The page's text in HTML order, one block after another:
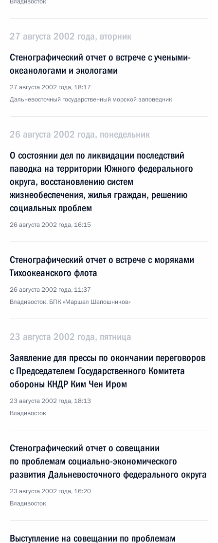
27 августа 2002 года, вторник
Стенографический отчет о встрече с учеными-
океанологами и экологами
27 августа 2002 года, 18:17
Дальневосточный государственный морской заповедник
26 августа 2002 года, понедельник
О состоянии дел по ликвидации последствий
паводка на территории Южного федерального
округа, восстановлению систем
жизнеобеспечения, жилья граждан, решению
социальных проблем
26 августа 2002 года, 16:15
Стенографический отчет о встрече с моряками
Тихоокеанского флота
26 августа 2002 года, 11:37
Владивосток, БПК «Маршал Шапошников»
23 августа 2002 года, пятница
Заявление для прессы по окончании переговоров
с Председателем Государственного Комитета
обороны КНДР Ким Чен Иром
23 августа 2002 года, 18:13
Владивосток
Стенографический отчет о совещании
по проблемам социально-экономического
развития Дальневосточного федерального округа
23 августа 2002 года, 16:20
Владивосток
Выступление на совещании по проблемам